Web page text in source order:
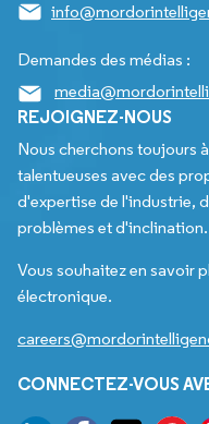
Demandes des médias :
REJOIGNEZ-NOUS
Nous cherchons toujours
talentueuses avec des
d'expertise de l'industrie,
problèmes et d'inclination.
Vous souhaitez en savoir
électronique.
CONNECTEZ-VOUS